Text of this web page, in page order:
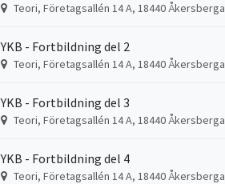
Teori, Företagsallén 14 A, 18440 Åkersberga
YKB - Fortbildning del 2
Teori, Företagsallén 14 A, 18440 Åkersberga
YKB - Fortbildning del 3
Teori, Företagsallén 14 A, 18440 Åkersberga
YKB - Fortbildning del 4
Teori, Företagsallén 14 A, 18440 Åkersberga